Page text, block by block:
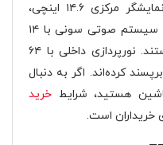
رینگ‌های ۱۹ اینچی مجهز است. نمایشگر مرکزی ۱۴.۶ اینچی،
صفحه آمپر دیجیتال ۱۰.۲ اینچی و سیستم صوتی سونی با ۱۴
بلندگو، از امکانات این ماشین هستند. نورپردازی داخلی با ۶۴
کرده‌اند. اگر به دنبال
هستید، شرایط خرید
خریداران است.